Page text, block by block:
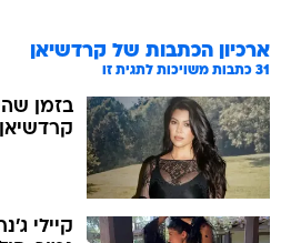
ארכיון הכתבות של קרדשיאן
31 כתבות משויכות לתגית זו
בזמן
קיילי